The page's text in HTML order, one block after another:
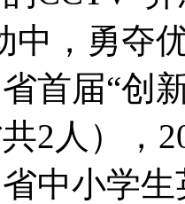
中，勇夺
首届“创
2人），
中小学